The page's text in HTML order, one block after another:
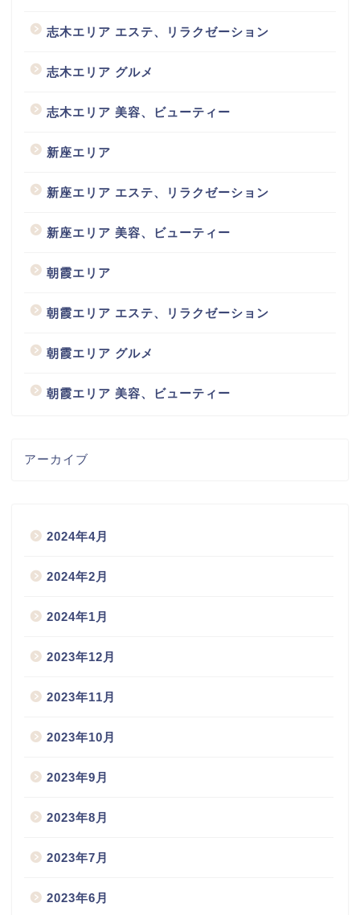
志木エリア エステ、リラクゼーション
志木エリア グルメ
志木エリア 美容、ビューティー
新座エリア
新座エリア エステ、リラクゼーション
新座エリア 美容、ビューティー
朝霞エリア
朝霞エリア エステ、リラクゼーション
朝霞エリア グルメ
朝霞エリア 美容、ビューティー
アーカイブ
2024年4月
2024年2月
2024年1月
2023年12月
2023年11月
2023年10月
2023年9月
2023年8月
2023年7月
2023年6月